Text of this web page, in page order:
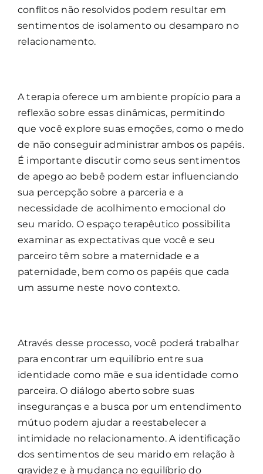
conflitos não resolvidos podem resultar em
sentimentos de isolamento ou desamparo no
relacionamento.
A terapia oferece um ambiente propício para a
reflexão sobre essas dinâmicas, permitindo
que você explore suas emoções, como o medo
de não conseguir administrar ambos os papéis.
É importante discutir como seus sentimentos
de apego ao bebê podem estar influenciando
sua percepção sobre a parceria e a
necessidade de acolhimento emocional do
seu marido. O espaço terapêutico possibilita
examinar as expectativas que você e seu
parceiro têm sobre a maternidade e a
paternidade, bem como os papéis que cada
um assume neste novo contexto.
Através desse processo, você poderá trabalhar
para encontrar um equilíbrio entre sua
identidade como mãe e sua identidade como
parceira. O diálogo aberto sobre suas
inseguranças e a busca por um entendimento
mútuo podem ajudar a reestabelecer a
intimidade no relacionamento. A identificação
dos sentimentos de seu marido em relação à
gravidez e à mudança no equilíbrio do